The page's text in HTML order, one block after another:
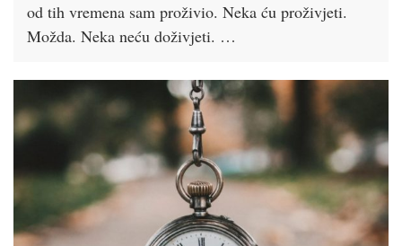
od tih vremena sam proživio. Neka ću proživjeti.
Možda. Neka neću doživjeti. …